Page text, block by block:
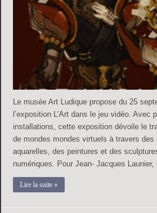
Le musée Art Ludique propose du 25
l’exposition L’Art dans le jeu vidéo.
installations, cette exposition dévoile le
de mondes mondes virtuels à travers
aquarelles, des peintures et des
numériques. Pour Jean- Jacques
Lire la suite »